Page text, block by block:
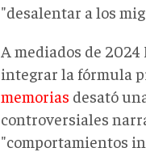
"desalentar a los
A mediados de
integrar la fórmula
memorias desató
controversiales
"comportamientos